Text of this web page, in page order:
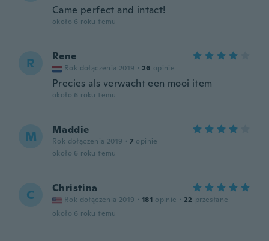
Came perfect and intact!
około 6 roku temu
R Rene
Rok dołączenia 2019 · 26 opinie
Precies als verwacht een mooi item
około 6 roku temu
M Maddie
Rok dołączenia 2019 · 7 opinie
około 6 roku temu
C Christina
Rok dołączenia 2019 · 181 opinie · 22 przesłane
około 6 roku temu